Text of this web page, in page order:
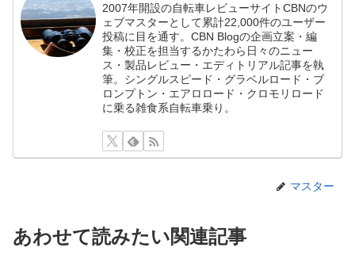
2007年開設の自転車レビューサイトCBNのウ
ェブマスターとして累計22,000件のユーザー
投稿に目を通す。CBN Blogの企画立案・編
集・校正を担当するかたわら日々のニュー
ス・製品レビュー・エディトリアル記事を執
筆。シングルスピード・グラベルロード・ブ
ロンプトン・エアロロード・クロモリロード
に乗る雑食系自転車乗り。
マスター
あわせて読みたい関連記事